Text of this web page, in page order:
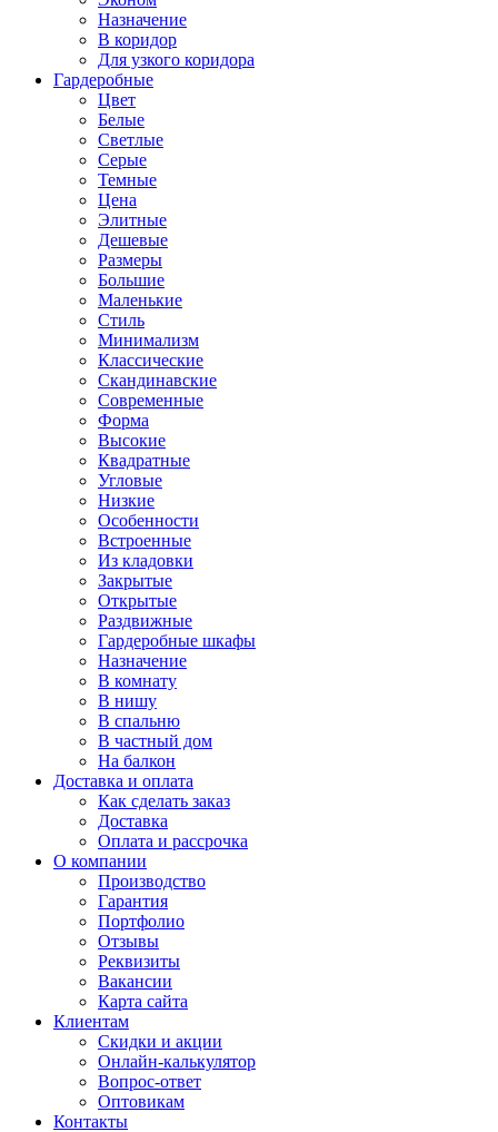
Назначение
В коридор
Для узкого коридора
Гардеробные
Цвет
Белые
Светлые
Серые
Темные
Цена
Элитные
Дешевые
Размеры
Большие
Маленькие
Стиль
Минимализм
Классические
Скандинавские
Современные
Форма
Высокие
Квадратные
Угловые
Низкие
Особенности
Встроенные
Из кладовки
Закрытые
Открытые
Раздвижные
Гардеробные шкафы
Назначение
В комнату
В нишу
В спальню
В частный дом
На балкон
Доставка и оплата
Как сделать заказ
Доставка
Оплата и рассрочка
О компании
Производство
Гарантия
Портфолио
Отзывы
Реквизиты
Вакансии
Карта сайта
Клиентам
Скидки и акции
Онлайн-калькулятор
Вопрос-ответ
Оптовикам
Контакты